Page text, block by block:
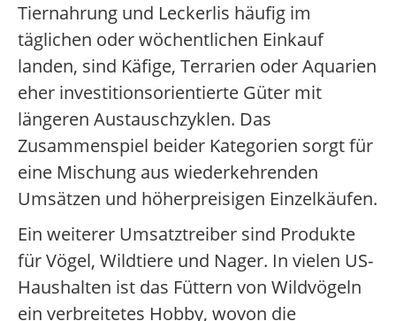
Tiernahrung und Leckerlis häufig im
täglichen oder wöchentlichen Einkauf
landen, sind Käfige, Terrarien oder Aquarien
eher investitionsorientierte Güter mit
längeren Austauschzyklen. Das
Zusammenspiel beider Kategorien sorgt für
eine Mischung aus wiederkehrenden
Umsätzen und höherpreisigen Einzelkäufen.
Ein weiterer Umsatztreiber sind Produkte
für Vögel, Wildtiere und Nager. In vielen US-
Haushalten ist das Füttern von Wildvögeln
ein verbreitetes Hobby, wovon die